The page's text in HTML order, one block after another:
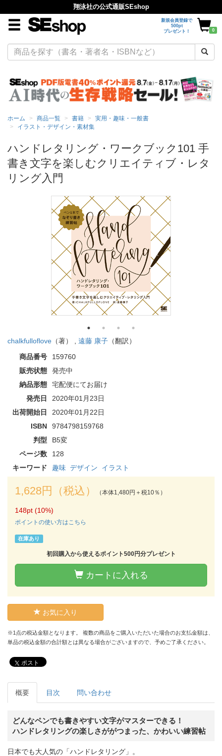
翔泳社の公式通販SEshop
新規会員登録で
500pt
プレゼント！
0
ホーム 商品一覧 書籍
実用・趣味・一般書
イラスト・デザイン・素材集
ハンドレタリング・ワークブック101 手
書き文字を楽しむクリエイティブ・レタ
リング入門
chalkfulloflove （著） , 遠藤 康子 （翻訳）
商品番号
159760
販売状態
発売中
納品形態
宅配便にてお届け
発売日
2020年01月23日
出荷開始日
2020年01月22日
ISBN
9784798159768
判型
B5変
ページ数
128
キーワード
趣味 デザイン イラスト
1,628円（税込） （本体1,480円＋税10％）
148pt (10%)
ポイントの使い方はこちら
在庫あり
初回購入から使えるポイント500円分プレゼント
カートに入れる
お気に入り
※1点の税込金額となります。 複数の商品をご購入いただいた場合のお支払金額は、
単品の税込金額の合計額とは異なる場合がございますので、予めご了承ください。
ポスト
概要 目次 問い合わせ
どんなペンでも書きやすい文字がマスターできる！
ハンドレタリングの楽しさががつまった、かわいい練習帖
日本でも大人気の「ハンドレタリング」。